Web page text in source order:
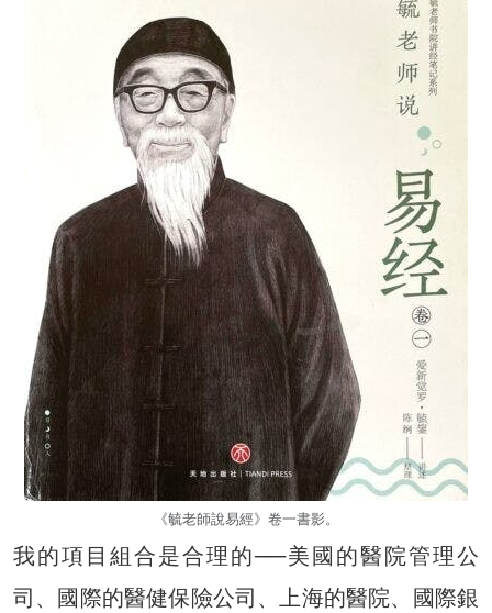
《毓老師說易經》卷一書影。
我的項目組合是合理的──美國的醫院管理公
司、國際的醫健保險公司、上海的醫院、國際銀